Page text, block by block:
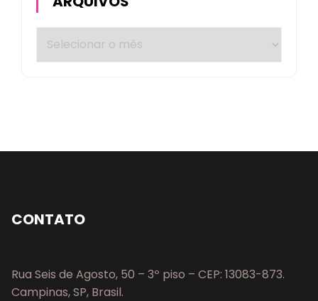
CONTATO
Rua Seis de Agosto, 50 – 3º piso – CEP: 13083-873.
Campinas, SP, Brasil.